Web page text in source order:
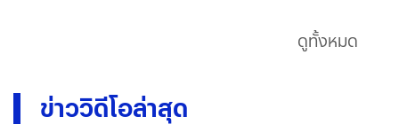
ดูทั้งหมด
ข่าววิดีโอล่าสุด